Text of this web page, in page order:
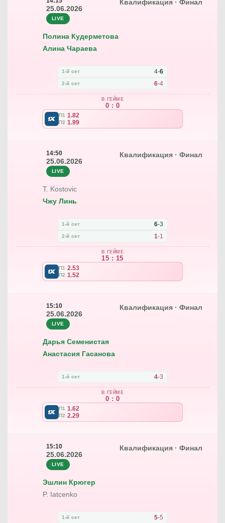
25.06.2026
LIVE
Квалификация · Финал
Полина Кудерметова
Алина Чараева
1-й сет 4-6
2-й сет 6-4
В ГЕЙМЕ
0 : 0
П1 1.82
П2 1.99
14:50
25.06.2026
LIVE
Квалификация · Финал
T. Kostovic
Чжу Линь
1-й сет 6-3
2-й сет 1-1
В ГЕЙМЕ
15 : 15
П1 2.53
П2 1.52
15:10
25.06.2026
LIVE
Квалификация · Финал
Дарья Семенистая
Анастасия Гасанова
1-й сет 4-3
В ГЕЙМЕ
0 : 0
П1 1.62
П2 2.29
15:10
25.06.2026
LIVE
Квалификация · Финал
Эшлин Крюгер
P. Iatcenko
1-й сет 5-5